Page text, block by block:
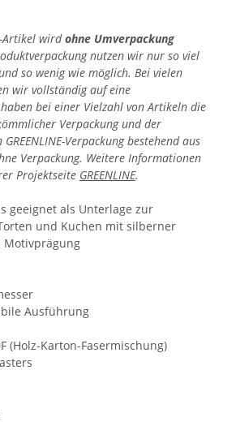
-Artikel wirdohne Umverpackung
nutzen wir nur so viel
so wenig wie möglich. Bei vielen
wir vollständig auf eine
bei einer Vielzahl von Artikeln die
Verpackung und der
Verpackung bestehend aus
Verpackung. Weitere Informationen
Projektseite GREENLINE.
geeignet als Unterlage zur
und Kuchen mit silberner
Motivprägung
Ausführung
(Holz-Karton-Fasermischung)